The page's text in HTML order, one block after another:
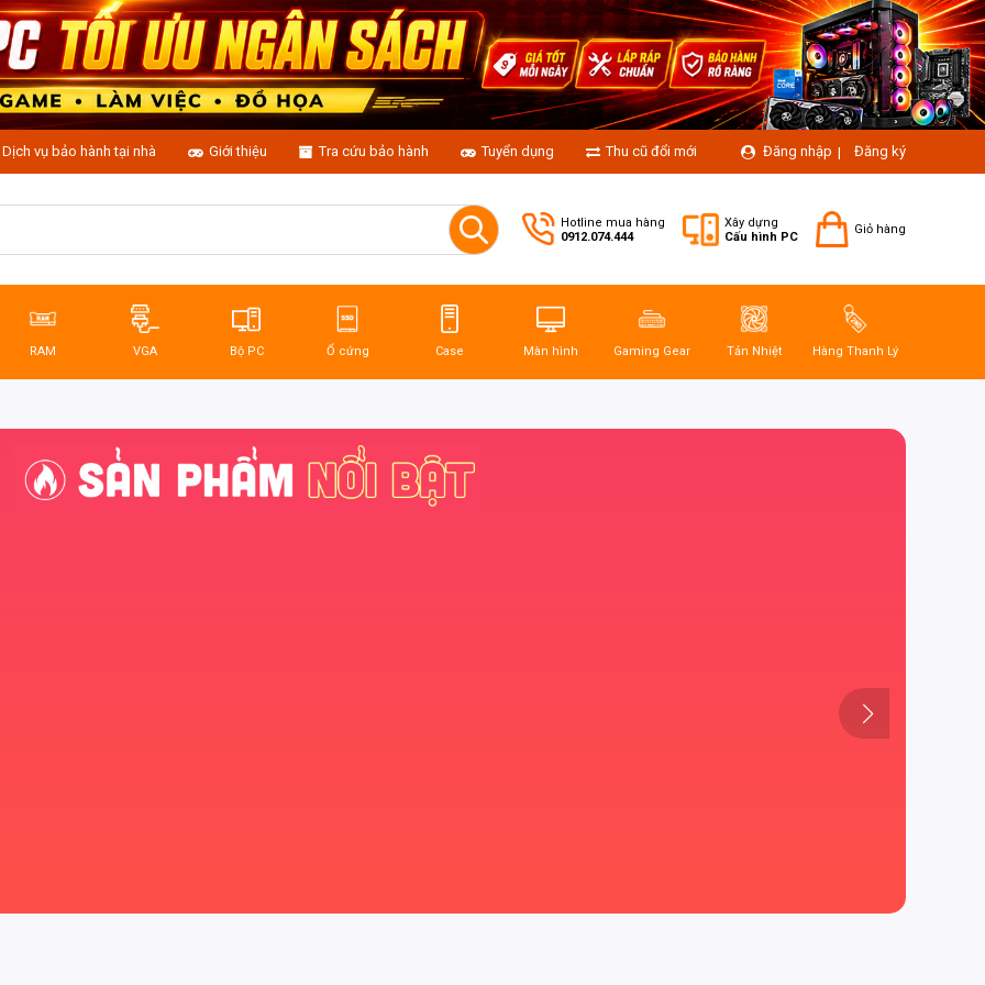
Dịch vụ bảo hành tại nhà Giới thiệu Tra cứu bảo hành Tuyển dụng Thu cũ đổi mới Đăng nhập | Đăng ký
Hotline mua hàng
0912.074.444
Xây dựng
Cấu hình PC
Giỏ hàng
RAM VGA Bộ PC Ổ cứng Case Màn hình Gaming Gear Tản Nhiệt Hàng Thanh Lý